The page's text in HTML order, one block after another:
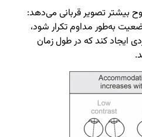
بیشتر تصویر قربانی می‌دهد:
به‌طور مداوم تکرار شود،
ایجاد کند که در طول زمان